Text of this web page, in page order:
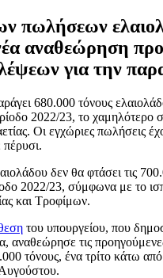
πωλήσεων
αναθεώρηση
για την
680.000 τόνους
2022/23, το χαμηλότερο
Οι εγχώριες πωλήσεις
δεν θα φτάσει τις
2022/23, σύμφωνα με το
και Τροφίμων.
του υπουργείου, που
αναθεώρησε τις
τόνους, ένα τρίτο κάτω από